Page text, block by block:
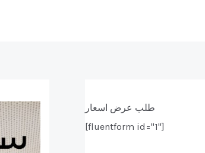
طلب عرض اسعار
[fluentform id="1"]